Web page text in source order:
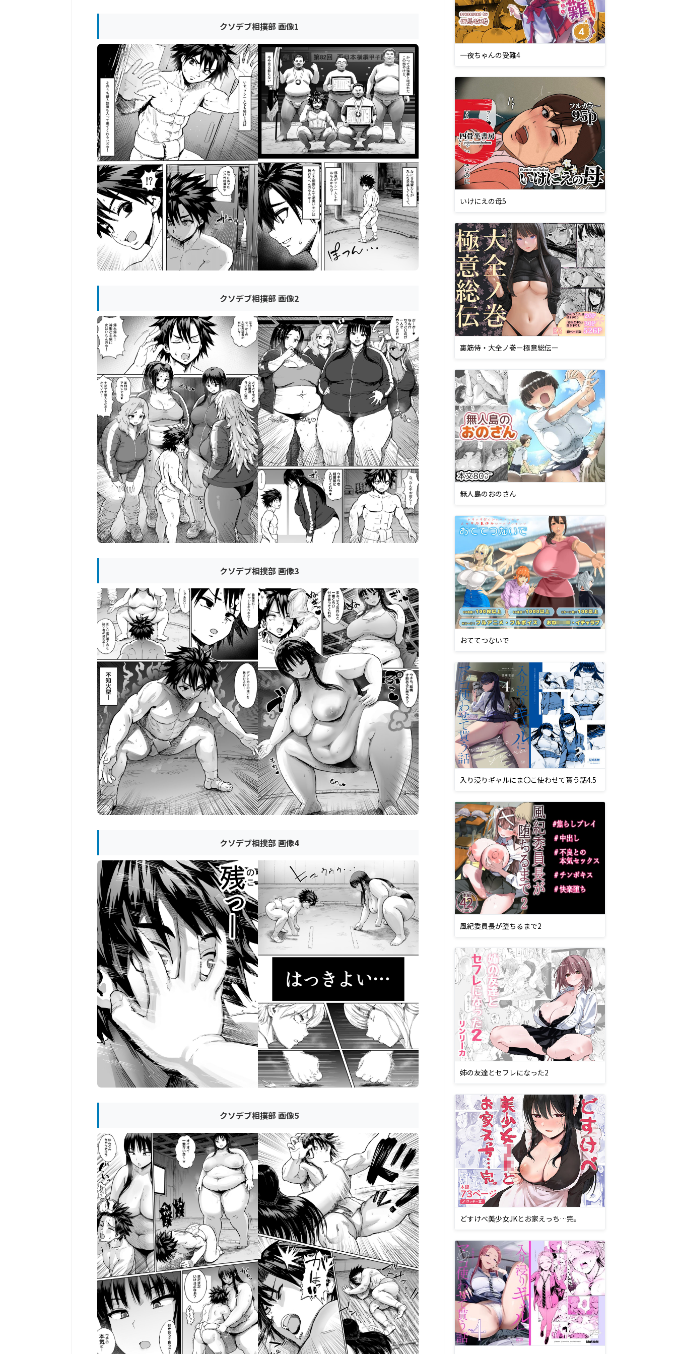
クソデブ相撲部 画像1
クソデブ相撲部 画像2
クソデブ相撲部 画像3
クソデブ相撲部 画像4
クソデブ相撲部 画像5
一夜ちゃんの受難4
いけにえの母5
裏筋侍・大全ノ巻ー極意総伝ー
無人島のおのさん
おててつないで
入り浸りギャルにま〇こ使わせて貰う話4.5
風紀委員長が堕ちるまで2
姉の友達とセフレになった2
どすけべ美少女JKとお家えっち…完。